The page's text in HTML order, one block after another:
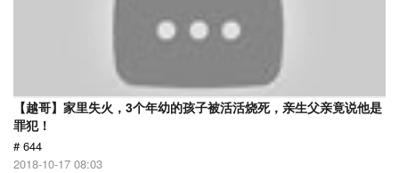
【越哥】家里失火，3个年幼的孩子被活活烧死，亲生父亲竟说他是
罪犯！
# 644
2018-10-17 08:03